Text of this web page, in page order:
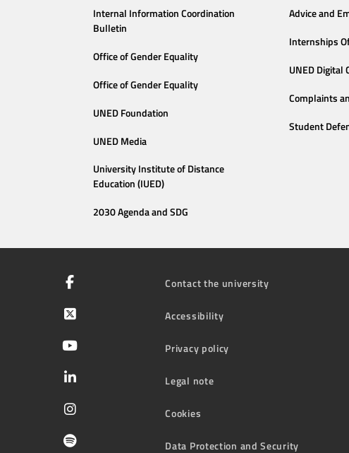
Internal Information Coordination
Bulletin
Office of Gender Equality
Office of Gender Equality
UNED Foundation
UNED Media
University Institute of Distance
Education (IUED)
2030 Agenda and SDG
Advice and
Internships
UNED Digital
Complaints
Student
Contact the university
Accessibility
Privacy policy
Legal note
Cookies
Data Protection and Security